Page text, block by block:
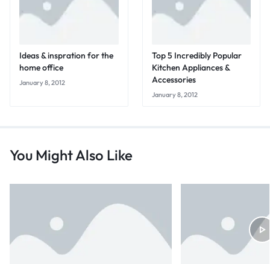
Ideas & inspration for the
home office
January 8, 2012
Top 5 Incredibly Popular
Kitchen Appliances &
Accessories
January 8, 2012
You Might Also Like